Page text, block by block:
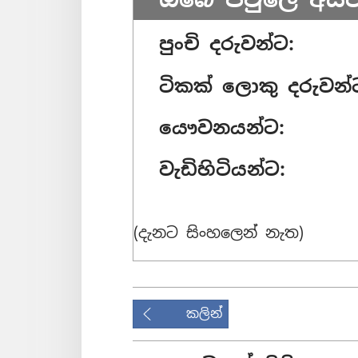
පුංචි දරුවන්ට:
ටිකක් ලොකු
යෞවනයන්ට:
වැඩිහිටියන්ට:
(දැනට සිංහලෙන් නැත)
කලින්